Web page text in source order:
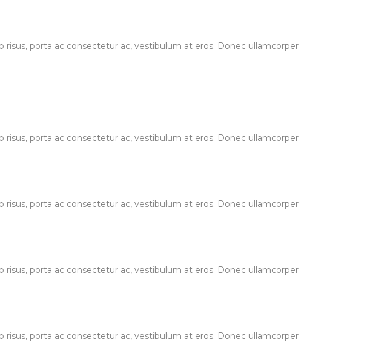
porta ac consectetur ac, vestibulum at eros. Donec ullamcorper
porta ac consectetur ac, vestibulum at eros. Donec ullamcorper
porta ac consectetur ac, vestibulum at eros. Donec ullamcorper
porta ac consectetur ac, vestibulum at eros. Donec ullamcorper
porta ac consectetur ac, vestibulum at eros. Donec ullamcorper